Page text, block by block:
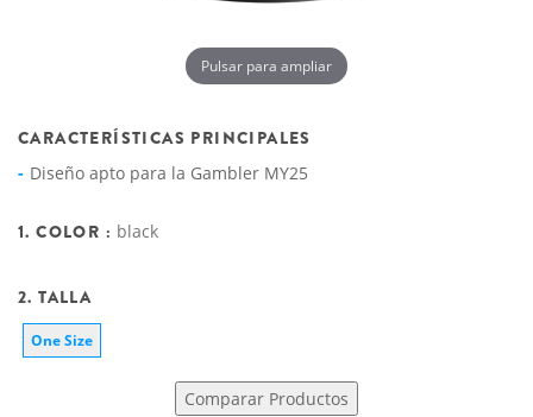
Pulsar para ampliar
CARACTERÍSTICAS PRINCIPALES
Diseño apto para la Gambler MY25
1. COLOR : black
2. TALLA
One Size
Comparar Productos